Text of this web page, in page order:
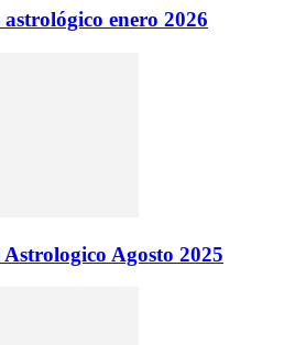
enero 2026
Agosto 2025